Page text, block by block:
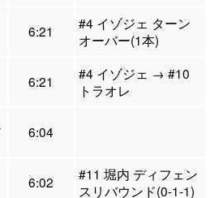
6:21
#4 イゾジェ ターン
オーバー(1本)
6:21
#4 イゾジェ → #10
トラオレ
6:04
6:02
#11 堀内 ディフェン
スリバウンド(0-1-1)